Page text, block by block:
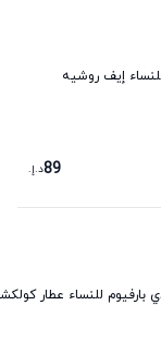
إيف روشيه
89د.إ.
للنساء عطار